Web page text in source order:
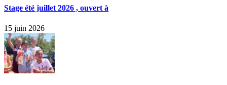
Stage été juillet 2026 , ouvert à
15 juin 2026